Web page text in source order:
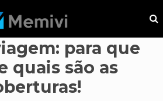
para que
quais são as